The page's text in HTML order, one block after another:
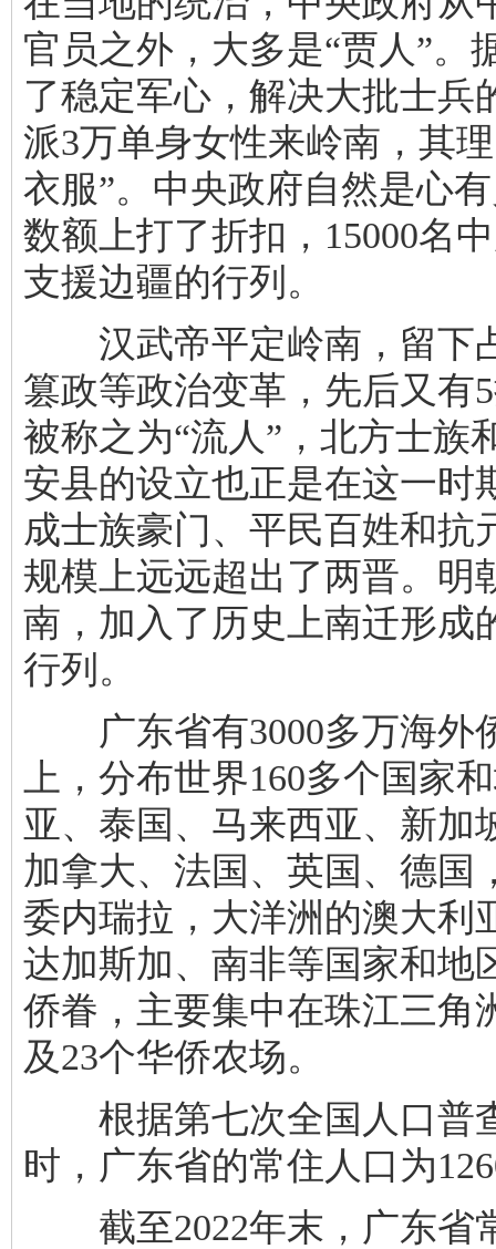
官员之外，大多是“贾人”。
了稳定军心，解决大批士兵
派3万单身女性来岭南，其
衣服”。中央政府自然是心
数额上打了折扣，15000名
支援边疆的行列。
汉武帝平定岭南，留下
篡政等政治变革，先后又有
被称之为“流人”，北方士族
安县的设立也正是在这一时
成士族豪门、平民百姓和抗
规模上远远超出了两晋。明
南，加入了历史上南迁形成
行列。
广东省有3000多万海外
上，分布世界160多个国家
亚、泰国、马来西亚、新加
加拿大、法国、英国、德国
委内瑞拉，大洋洲的澳大利
达加斯加、南非等国家和地
侨眷，主要集中在珠江三角
及23个华侨农场。
根据第七次全国人口普查
时，广东省的常住人口为
截至2022年末，广东省